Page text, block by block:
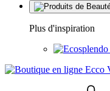
Plus d'inspiration